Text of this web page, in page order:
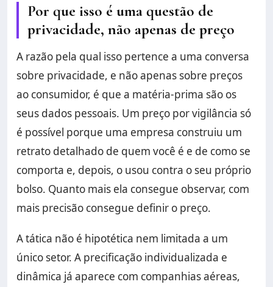
Por que isso é uma questão de
privacidade, não apenas de preço
A razão pela qual isso pertence a uma conversa
sobre privacidade, e não apenas sobre preços
ao consumidor, é que a matéria-prima são os
seus dados pessoais. Um preço por vigilância só
é possível porque uma empresa construiu um
retrato detalhado de quem você é e de como se
comporta e, depois, o usou contra o seu próprio
bolso. Quanto mais ela consegue observar, com
mais precisão consegue definir o preço.
A tática não é hipotética nem limitada a um
único setor. A precificação individualizada e
dinâmica já aparece com companhias aéreas,